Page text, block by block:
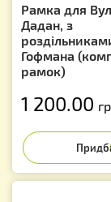
Рамка для
Дадан, з
Гофмана
рамок)
1 200.00